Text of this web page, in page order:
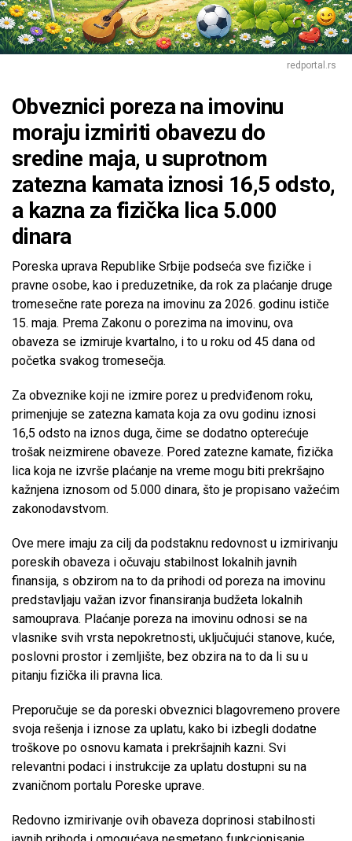
redportal.rs
Obveznici poreza na imovinu
moraju izmiriti obavezu do
sredine maja, u suprotnom
zatezna kamata iznosi 16,5 odsto,
a kazna za fizička lica 5.000
dinara
Poreska uprava Republike Srbije podseća sve fizičke i
pravne osobe, kao i preduzetnike, da rok za plaćanje druge
tromesečne rate poreza na imovinu za 2026. godinu ističe
15. maja. Prema Zakonu o porezima na imovinu, ova
obaveza se izmiruje kvartalno, i to u roku od 45 dana od
početka svakog tromesečja.
Za obveznike koji ne izmire porez u predviđenom roku,
primenjuje se zatezna kamata koja za ovu godinu iznosi
16,5 odsto na iznos duga, čime se dodatno opterećuje
trošak neizmirene obaveze. Pored zatezne kamate, fizička
lica koja ne izvrše plaćanje na vreme mogu biti prekršajno
kažnjena iznosom od 5.000 dinara, što je propisano važećim
zakonodavstvom.
Ove mere imaju za cilj da podstaknu redovnost u izmirivanju
poreskih obaveza i očuvaju stabilnost lokalnih javnih
finansija, s obzirom na to da prihodi od poreza na imovinu
predstavljaju važan izvor finansiranja budžeta lokalnih
samouprava. Plaćanje poreza na imovinu odnosi se na
vlasnike svih vrsta nepokretnosti, uključujući stanove, kuće,
poslovni prostor i zemljište, bez obzira na to da li su u
pitanju fizička ili pravna lica.
Preporučuje se da poreski obveznici blagovremeno provere
svoja rešenja i iznose za uplatu, kako bi izbegli dodatne
troškove po osnovu kamata i prekršajnih kazni. Svi
relevantni podaci i instrukcije za uplatu dostupni su na
zvaničnom portalu Poreske uprave.
Redovno izmirivanje ovih obaveza doprinosi stabilnosti